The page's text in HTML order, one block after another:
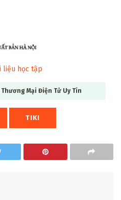
liệu học tập
Mại Điện Tử Uy Tín
TIKI